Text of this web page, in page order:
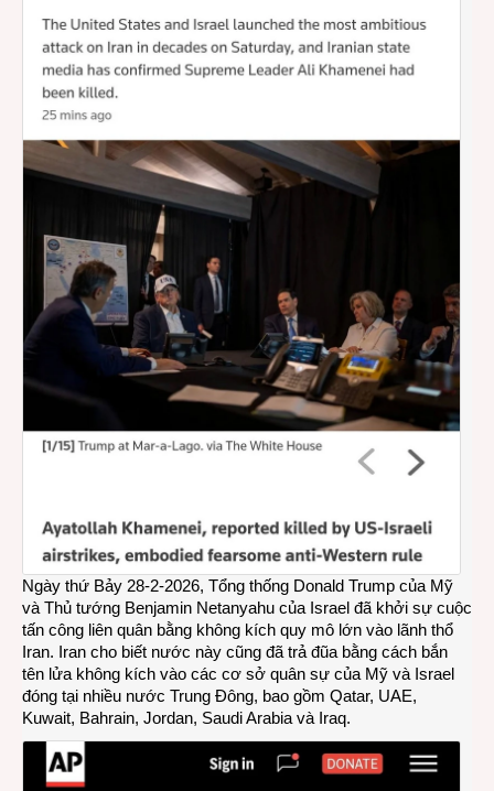
Ngày thứ Bảy 28-2-2026, Tổng thống Donald Trump của Mỹ
và Thủ tướng Benjamin Netanyahu của Israel đã khởi sự cuộc
tấn công liên quân bằng không kích quy mô lớn vào lãnh thổ
Iran. Iran cho biết nước này cũng đã trả đũa bằng cách bắn
tên lửa không kích vào các cơ sở quân sự của Mỹ và Israel
đóng tại nhiều nước Trung Đông, bao gồm Qatar, UAE,
Kuwait, Bahrain, Jordan, Saudi Arabia và Iraq.